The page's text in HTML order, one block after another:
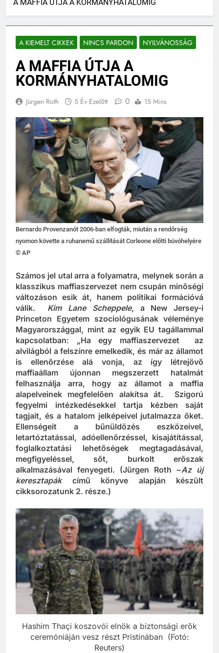
A KIEMELT CIKKEK NINCS PARDON NYILVÁNOSSÁG
A MAFFIA ÚTJA A
KORMÁNYHATALOMIG
Bernardo Provenzanót 2006-ban elfogták, miután a rendőrség
nyomon követte a ruhanemű szállítását Corleone előtti búvóhelyére
Számos jel utal arra a folyamatra, melynek során a
klasszikus maffiaszervezet nem csupán minőségi
változáson esik át, hanem politikai formációvá
válik.Kim Lane Scheppele, a New Jersey-i
Princeton Egyetem szociológusának véleménye
Magyarországgal, mint az egyik EU tagállammal
kapcsolatban: „Ha egy maffiaszervezetaz
alvilágból a felszínre emelkedik, és már az államot
is ellenőrzése alá vonja, az így létrejövő
maffiaállam újonnan megszerzett hatalmát
felhasználja arra, hogy az államot a maffia
alapelveinek megfelelően alakítsa át. Szigorú
fegyelmi intézkedésekkel tartja kézben saját
tagjait, és a hatalom jelképeivel jutalmazza őket.
Ellenségeit a bűnüldözés eszközeivel,
letartóztatással, adóellenőrzéssel, kisajátítással,
foglalkoztatási lehetőségek megtagadásával,
megfigyeléssel, sőt, burkolt erőszak
alkalmazásával fenyegeti. (Jürgen Roth −Az új
keresztapákcímű könyve alapján készült
Hashim Thaçi koszovói elnök a biztonsági erők
ceremóniáján vesz részt Pristinában (Fotó: